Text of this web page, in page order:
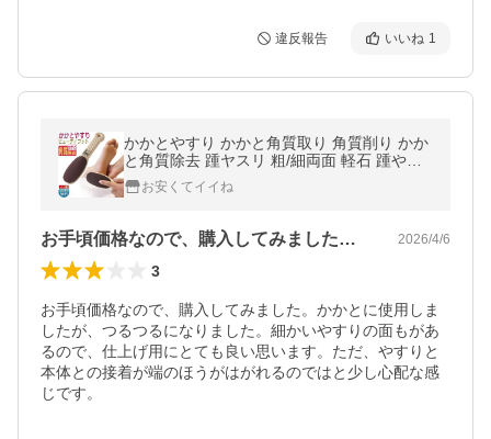
違反報告 いいね 1
かかとやすり かかと角質取り 角質削り かか
と角質除去 踵ヤスリ 粗/細両面 軽石 踵やす
り 足裏 角質除去 持ちやすく削りやすい
お安くてイイね
お手頃価格なので、購入してみました。か… 2026/4/6
3
お手頃価格なので、購入してみました。かかとに使用しま
したが、つるつるになりました。細かいやすりの面もがあ
るので、仕上げ用にとても良い思います。ただ、やすりと
本体との接着が端のほうがはがれるのではと少し心配な感
じです。